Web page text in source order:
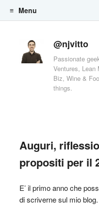
@njvitto
Passionate
Ventures, Lean
Biz, Wine &
things.
Menu
Auguri,
propositi per il
E’ il primo anno che
di scriverne sul mio